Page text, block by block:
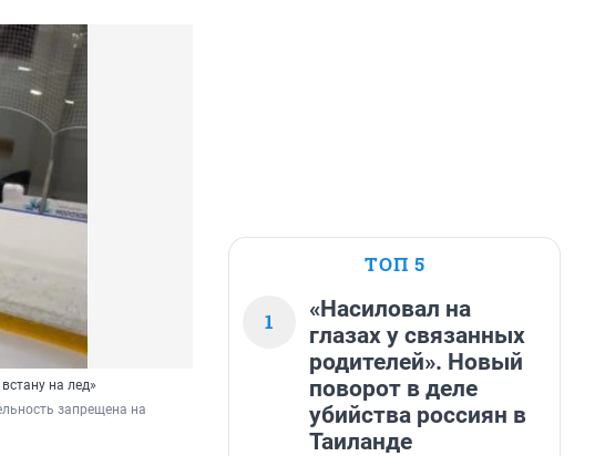
на лед»
запрещена на
ТОП 5
1
«Насиловал на
глазах у связанных
родителей». Новый
поворот в деле
убийства россиян в
Таиланде